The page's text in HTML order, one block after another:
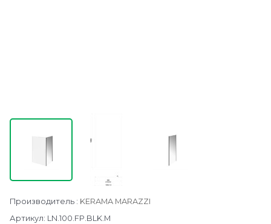
Производитель : KERAMA MARAZZI
Артикул: LN.100.FP.BLK.M